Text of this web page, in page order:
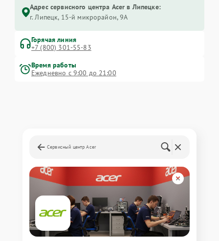
Адрес сервисного центра Acer в Липецке:
г. Липецк, 15-й микрорайон, 9А
Горячая линия
+7 (800) 301-55-83
Время работы
Ежедневно с 9:00 до 21:00
Сервисный центр Acer